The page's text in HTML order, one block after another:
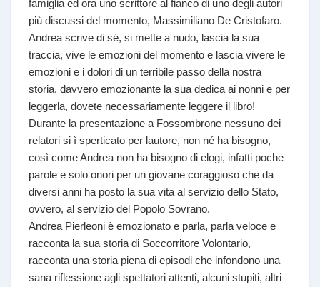
famiglia ed ora uno scrittore al fianco di uno degli autori
più discussi del momento, Massimiliano De Cristofaro.
Andrea scrive di sé, si mette a nudo, lascia la sua
traccia, vive le emozioni del momento e lascia vivere le
emozioni e i dolori di un terribile passo della nostra
storia, davvero emozionante la sua dedica ai nonni e per
leggerla, dovete necessariamente leggere il libro!
Durante la presentazione a Fossombrone nessuno dei
relatori si ì sperticato per lautore, non né ha bisogno,
così come Andrea non ha bisogno di elogi, infatti poche
parole e solo onori per un giovane coraggioso che da
diversi anni ha posto la sua vita al servizio dello Stato,
ovvero, al servizio del Popolo Sovrano.
Andrea Pierleoni è emozionato e parla, parla veloce e
racconta la sua storia di Soccorritore Volontario,
racconta una storia piena di episodi che infondono una
sana riflessione agli spettatori attenti, alcuni stupiti, altri